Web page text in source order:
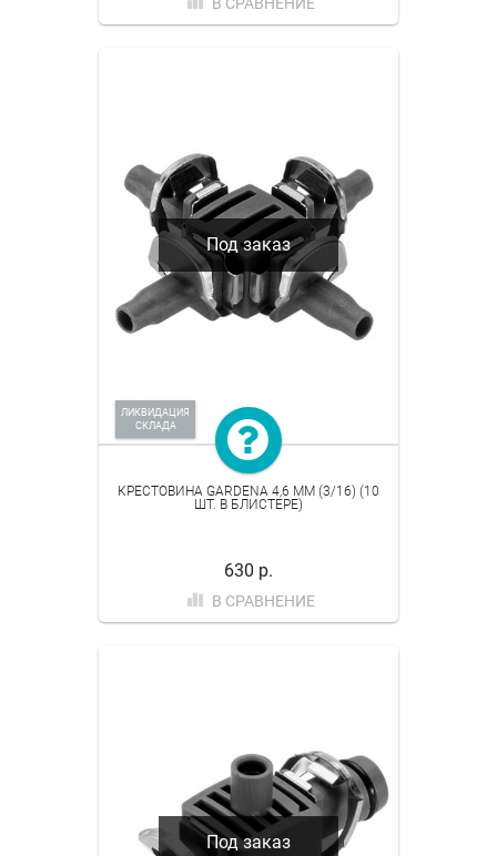
Под заказ
ЛИКВИДАЦИЯ
СКЛАДА
КРЕСТОВИНА GARDENA 4,6 ММ (3/16) (10
ШТ. В БЛИСТЕРЕ)
630 р.
В СРАВНЕНИЕ
Под заказ